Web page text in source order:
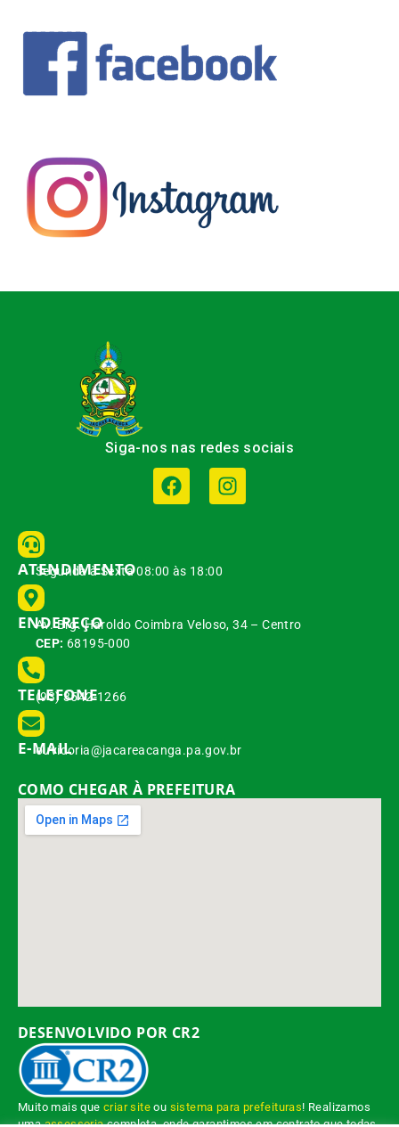
Siga-nos nas redes sociais
ATENDIMENTO
Segunda à Sexta 08:00 às 18:00
ENDEREÇO
Av. Brg. Haroldo Coimbra Veloso, 34 – Centro
CEP: 68195-000
TELEFONE
(93) 3542-1266
E-MAIL
ouvidoria@jacareacanga.pa.gov.br
COMO CHEGAR À PREFEITURA
DESENVOLVIDO POR CR2
Muito mais quecriar site ou sistema para prefeituras! Realizamos
umaassessoriacompleta, onde garantimos em contrato que todas